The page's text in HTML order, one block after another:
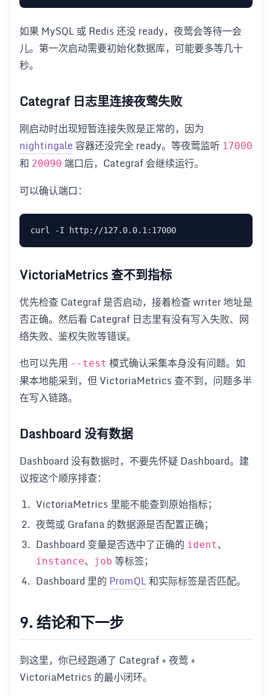
如果 MySQL 或 Redis 还没 ready，夜莺会等待一会
儿。第一次启动需要初始化数据库，可能要多等几十
秒。
Categraf 日志里连接夜莺失败
刚启动时出现短暂连接失败是正常的，因为
nightingale 容器还没完全 ready。等夜莺监听 17000
和 20090 端口后，Categraf 会继续运行。
可以确认端口：
VictoriaMetrics 查不到指标
优先检查 Categraf 是否启动，接着检查 writer 地址是
否正确。然后看 Categraf 日志里有没有写入失败、网
络失败、鉴权失败等错误。
也可以先用 --test 模式确认采集本身没有问题。如
果本地能采到，但 VictoriaMetrics 查不到，问题多半
在写入链路。
Dashboard 没有数据
Dashboard 没有数据时，不要先怀疑 Dashboard。建
议按这个顺序排查：
VictoriaMetrics 里能不能查到原始指标；
夜莺或 Grafana 的数据源是否配置正确；
Dashboard 变量是否选中了正确的 ident、
instance、 job 等标签；
Dashboard 里的 PromQL和实际标签是否匹配。
9. 结论和下一步
到这里，你已经跑通了 Categraf + 夜莺 +
VictoriaMetrics 的最小闭环。